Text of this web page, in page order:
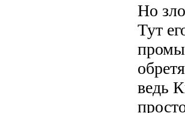
Но
Тут
ведь